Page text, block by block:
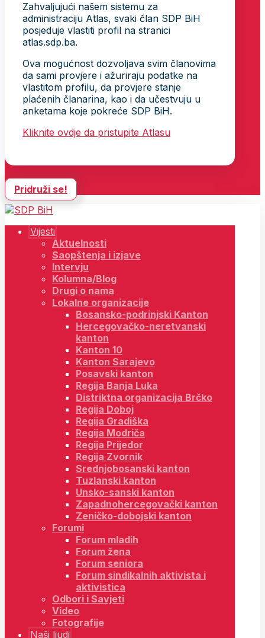
Zahvaljujući našem sistemu za
administraciju Atlas, svaki član SDP BiH
posjeduje vlastiti profil na stranici
atlas.sdp.ba.
Ova mogućnost dozvoljava svim članovima
da sami provjere i ažuriraju podatke na
vlastitom profilu, da provjere stanje
plaćenih članarina, kao i da učestvuju u
anketama koje pokreće SDP BiH.
Kliknite ovdje da pristupite Atlasu
Pridruži se!
Vijesti
Aktuelnosti
Saopštenja i izjave
Intervju
Kolumna/Blog
Drugi o nama
Lokalne organizacije
Bosansko-podrinjski Kanton
Hercegovačko-neretvanski
kanton
Kanton 10
Kanton Sarajevo
Posavski kanton
Regija Banja Luka
Distriktna organizacija Brčko
Regija Doboj
Regija Gradiška
Regija Modriča
Regija Prijedor
Regija Zvornik
Srednjobosanski kanton
Tuzlanski kanton
Unsko-sanski kanton
Zapadnohercegovački kanton
Zeničko-dobojski kanton
Forumi
Forum mladih
Forum žena
Forum seniora
Forum sindikalnih aktivista i
aktivistica
Odbori i Savjeti
Video
Fotografije
Naši ljudi